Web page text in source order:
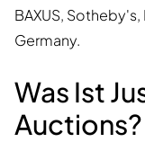
BAXUS,
Germany.
Was Ist
Auctions?